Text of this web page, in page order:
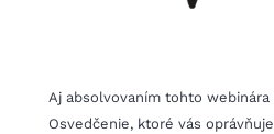
Aj absolvovaním tohto
Osvedčenie, ktoré vás